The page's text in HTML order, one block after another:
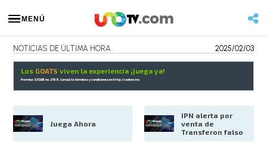
MENÚ
NOTICIAS DE ÚLTIMA HORA 2025/02/03
Los GOATS viven la experiencia ¡juega ya!
Permiso SEGOB no. 2768. Consulta términos y condiciones enhttp://codere.mx
Juega Ahora
IPN alerta por
venta de
Transferon falso